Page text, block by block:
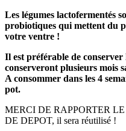
Les légumes lactofermentés
probiotiques qui mettent du
votre ventre !
Il est préférable de conserver
conserveront plusieurs mois
A consommer dans les 4
pot.
MERCI DE RAPPORTER
DE DEPOT, il sera réutilisé !